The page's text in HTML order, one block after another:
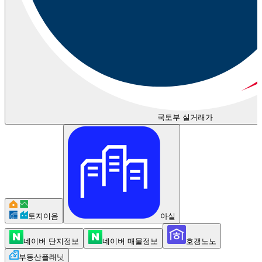
국토부 실거래가
토지이음 아실
네이버 단지정보 네이버 매물정보
호갱노노
부동산플래닛